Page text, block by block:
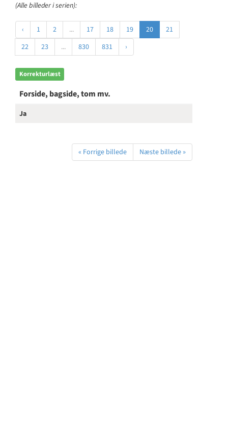
(Alle billeder i serien):
‹ 1 2 ... 17 18 19 20
21
22
23 ... 830 831 ›
Korrekturlæst
Forside, bagside, tom mv.
Ja
« Forrige billede Næste billede »